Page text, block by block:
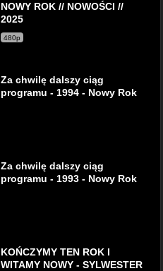
NOWY ROK // NOWOŚCI //
2025
480p
Za chwilę dalszy ciąg
programu - 1994 - Nowy Rok
Za chwilę dalszy ciąg
programu - 1993 - Nowy Rok
KOŃCZYMY TEN ROK I
WITAMY NOWY - SYLWESTER